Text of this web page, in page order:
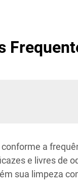
a
e livres de
sua limpeza